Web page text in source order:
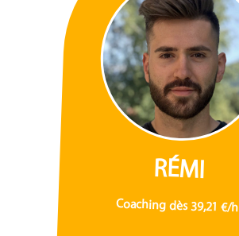
RÉMI
Coaching dès 39,21 €/h